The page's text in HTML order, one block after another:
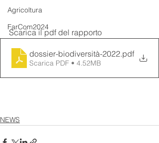
Agricoltura
FarCom2024
Scarica il pdf del rapporto
dossier-biodiversità-2022.pdf
Scarica PDF • 4.52MB
NEWS